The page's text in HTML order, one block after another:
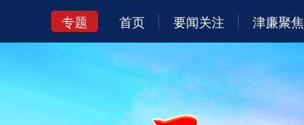
专题 首页 要闻关注 津廉聚焦